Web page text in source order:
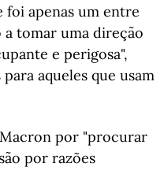
apenas um entre
a tomar uma direção
e perigosa",
aqueles que usam
por "procurar
por razões